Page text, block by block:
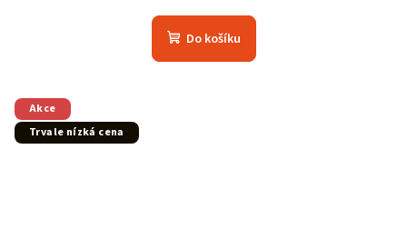
hodnocení
produktu
Do košíku
Akce
Trvale nízká cena